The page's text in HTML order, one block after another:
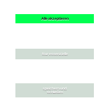
Alle akzeptieren
Nur essenzielle
speichern und
schließen